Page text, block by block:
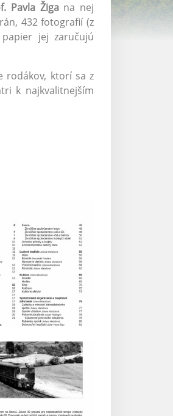
Pavla Žigana nej
432 fotografií (z
jej zaručujú
rodákov, ktorí sa z
k najkvalitnejším